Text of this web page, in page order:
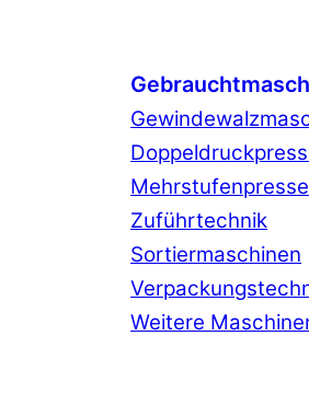
Zuführtechnik
Sortiermaschinen
Weitere